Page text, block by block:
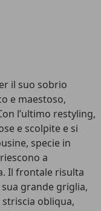
il suo sobrio
e maestoso,
l’ultimo restyling,
e scolpite e si
specie in
a
Il frontale risulta
grande griglia,
obliqua,